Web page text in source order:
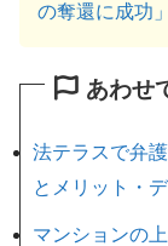
の奪還に成功」
あわせ
法テラスで弁
とメリット・
マンションの